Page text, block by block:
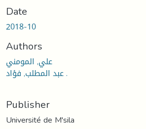
Date
2018-10
Authors
علي, المومني
عبد المطلب, فؤاد .
Publisher
Université de M'sila